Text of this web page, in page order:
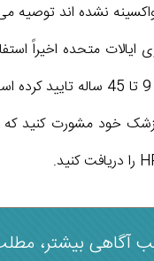
واکسینه نشده اند توصیه
ایالات متحده اخیراً
خود مشورت کنید که
آگاهی بیشتر،